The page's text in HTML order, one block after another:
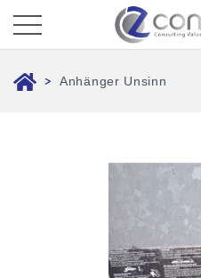
>Anhänger Unsinn